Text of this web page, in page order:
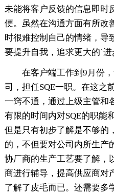
未能将客户反馈的信息即时
便。虽然在沟通方面有所改
时很难控制自己的情绪，导
要提升自我，追求更大的`进
在客户端工作到9月份
司，担任SQE一职。在这之
一窍不通，通过上级主管和
有限的时间内对SQE的职能
但是只有初步了解是不够的
的，不但要对公司内所生产
协厂商的生产工艺要了解，
商进行辅导，提高供应商对
了解了皮毛而已。还需要多